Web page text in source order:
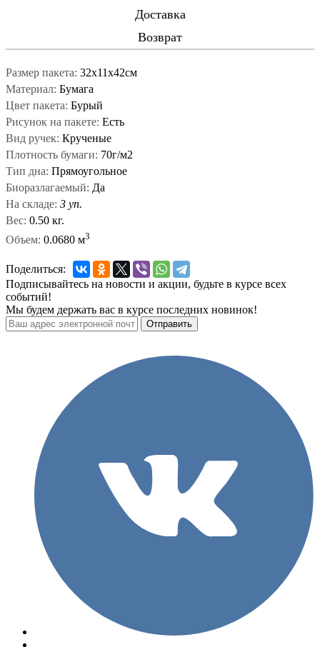
Доставка
Возврат
Размер пакета: 32х11х42см
Материал: Бумага
Цвет пакета: Бурый
Рисунок на пакете: Есть
Вид ручек: Крученые
Плотность бумаги: 70г/м2
Тип дна: Прямоугольное
Биоразлагаемый: Да
На складе: 3 уп.
Вес: 0.50 кг.
Объем: 0.0680 м3
Поделиться:
Подписывайтесь на новости и акции, будьте в курсе всех
событий!
Мы будем держать вас в курсе последних новинок!